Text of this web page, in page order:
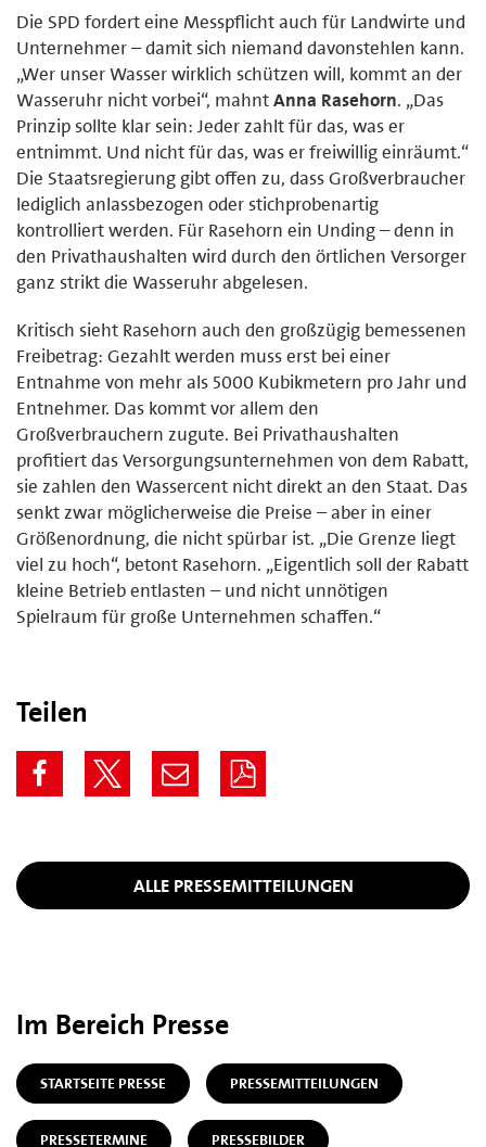
Die SPD fordert eine Messpflicht auch für Landwirte und
Unternehmer – damit sich niemand davonstehlen kann.
„Wer unser Wasser wirklich schützen will, kommt an der
Wasseruhr nicht vorbei“, mahntAnna Rasehorn. „Das
Prinzip sollte klar sein: Jeder zahlt für das, was er
entnimmt. Und nicht für das, was er freiwillig einräumt.“
Die Staatsregierung gibt offen zu, dass Großverbraucher
lediglich anlassbezogen oder stichprobenartig
kontrolliert werden. Für Rasehorn ein Unding – denn in
den Privathaushalten wird durch den örtlichen Versorger
ganz strikt die Wasseruhr abgelesen.
Kritisch sieht Rasehorn auch den großzügig bemessenen
Freibetrag: Gezahlt werden muss erst bei einer
Entnahme von mehr als 5000 Kubikmetern pro Jahr und
Entnehmer. Das kommt vor allem den
Großverbrauchern zugute. Bei Privathaushalten
profitiert das Versorgungsunternehmen von dem Rabatt,
sie zahlen den Wassercent nicht direkt an den Staat. Das
senkt zwar möglicherweise die Preise – aber in einer
Größenordnung, die nicht spürbar ist. „Die Grenze liegt
viel zu hoch“, betont Rasehorn. „Eigentlich soll der Rabatt
kleine Betrieb entlasten – und nicht unnötigen
Spielraum für große Unternehmen schaffen.“
Teilen
ALLE PRESSEMITTEILUNGEN
Im Bereich Presse
STARTSEITE PRESSE PRESSEMITTEILUNGEN
PRESSETERMINE PRESSEBILDER